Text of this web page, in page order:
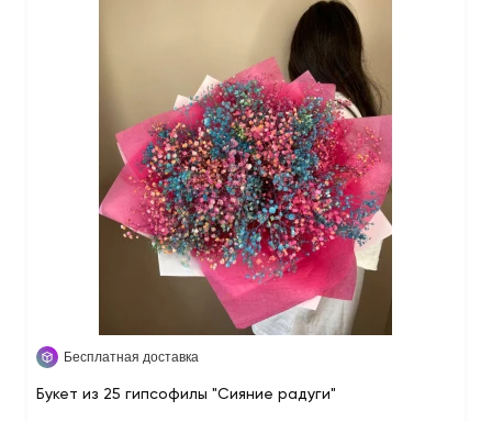
Бесплатная доставка
Букет из 25 гипсофилы "Сияние радуги"